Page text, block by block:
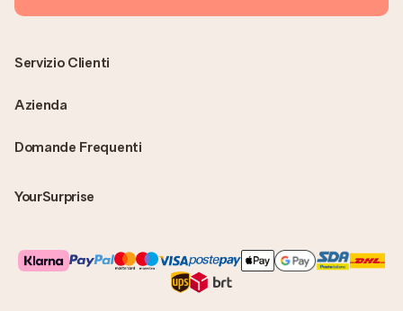
Domande Frequenti
YourSurprise
Servizio Clienti
Azienda